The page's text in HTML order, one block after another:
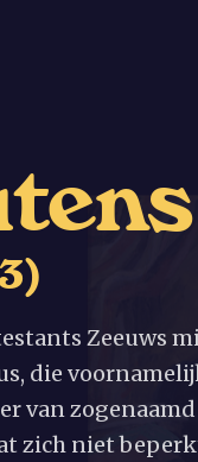
tens
3)
Zeeuws
die
van zogenaamd
zich niet